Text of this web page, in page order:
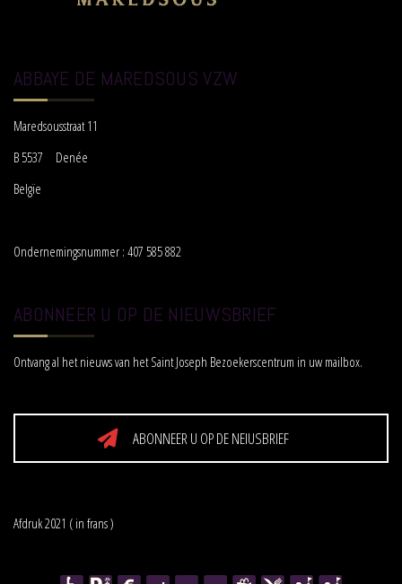
ABBAYE DE MAREDSOUS VZW
Maredsousstraat 11
B 5537 Denée
Belgïe
Ondernemingsnummer : 407 585 882
ABONNEER U OP DE NIEUWSBRIEF
Ontvang al het nieuws van het Saint Joseph Bezoekerscentrum in uw mailbox.
ABONNEER U OP DE NEIUSBRIEF
Afdruk 2021 ( in frans )